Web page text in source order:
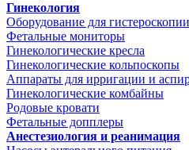
Гинекология
Оборудование для
Фетальные мониторы
Гинекологические кресла
Гинекологические кольпоскопы
Аппараты для ирригации и
Гинекологические комбайны
Родовые кровати
Фетальные допплеры
Анестезиология и реанимация